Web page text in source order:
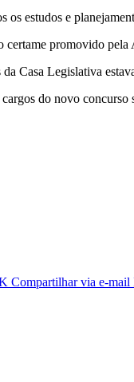
os estudos e
promovido
Casa Legislativa
do novo concurso
Compartilhar via e-mail